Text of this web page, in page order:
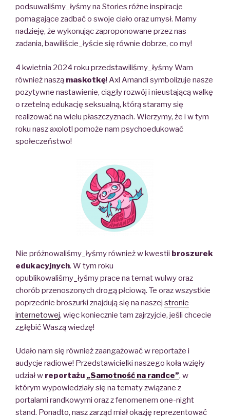
podsuwaliśmy_łyśmy na Stories różne inspiracje
pomagające zadbać o swoje ciało orazumysł. Mamy
nadzieję, że wykonujączaproponowane przez nas
zadania, bawiliście_łyście się równie dobrze, co my!
4 kwietnia 2024 roku przedstawiliśmy_łyśmyWam
równieżnaszą maskotkę! Axl Amandi symbolizuje nasze
pozytywne nastawienie, ciągły rozwój i nieustającą walkę
o rzetelną edukację seksualną, którą staramy się
realizować na wielu płaszczyznach. Wierzymy, że i w tym
roku nasz axolotl pomoże nam psychoedukować
społeczeństwo!
Nie próżnowaliśmy_łyśmy równieżw kwestii broszurek
edukacyjnych. W tym roku
opublikowaliśmy_łyśmyprace na tematwulwyoraz
chorób przenoszonych drogą płciową. Te oraz wszystkie
poprzednie broszurki znajdują się na naszej stronie
internetowej, więc koniecznie tam zajrzyjcie, jeśli chcecie
zgłębićWaszą wiedzę!
Udało nam się również zaangażowaćwreportaże i
audycje radiowe! Przedstawicielki naszego koła wzięły
udział w reportażu „Samotność na randce”, w
którym wypowiedziały się na tematy związane z
portalami randkowymi oraz zfenomenem one-night
stand. Ponadto, nasz zarząd miał okazję reprezentować